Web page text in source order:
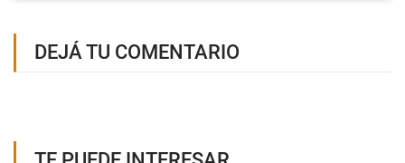
DEJÁ TU COMENTARIO